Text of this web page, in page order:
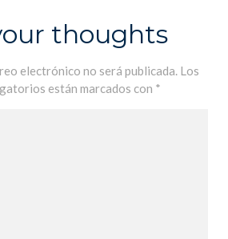
thoughts
electrónico no será publicada. Los
están marcados con *